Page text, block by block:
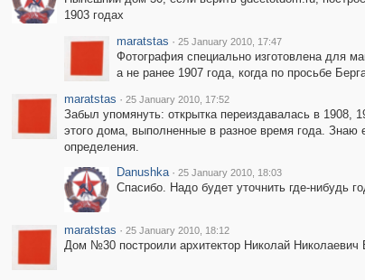
1903 годах
maratstas · 25 January 2010, 17:47
Фотография специально изготовлена для
а не ранее 1907 года, когда по просьбе
maratstas · 25 January 2010, 17:52
Забыл упомянуть: открытка переиздавалась в 1908,
этого дома, выполненные в разное время года. Знаю
определения.
Danushka · 25 January 2010, 18:03
Спасибо. Надо будет уточнить где-нибудь
maratstas · 25 January 2010, 18:12
Дом №30 построили архитектор Николай